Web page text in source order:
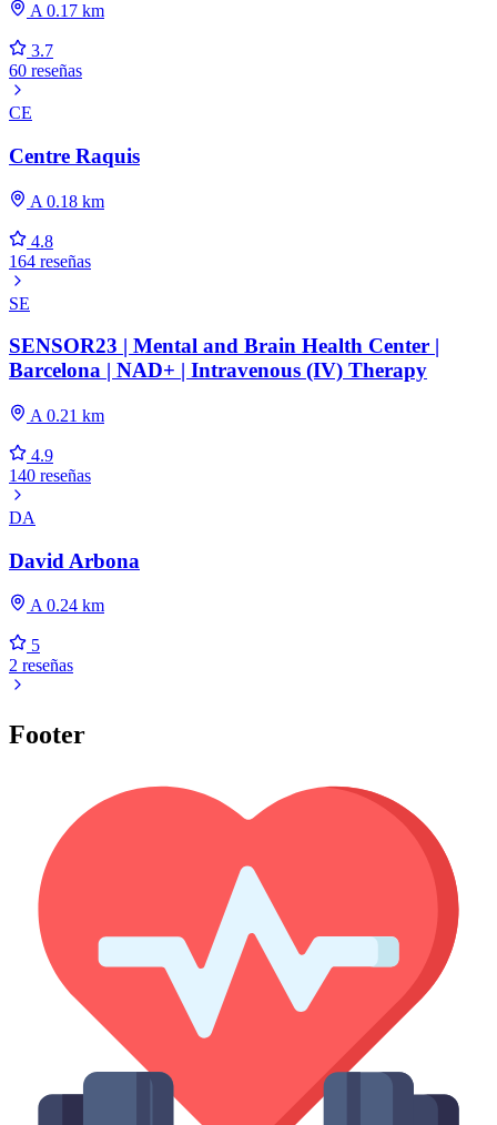
A 0.17 km
3.7
60 reseñas
CE
Centre Raquis
A 0.18 km
4.8
164 reseñas
SE
SENSOR23 | Mental and Brain Health Center |
Barcelona | NAD+ | Intravenous (IV) Therapy
A 0.21 km
4.9
140 reseñas
DA
David Arbona
A 0.24 km
5
2 reseñas
Footer